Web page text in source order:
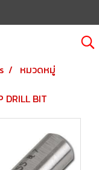
หมวดหมู่
DRILL BIT